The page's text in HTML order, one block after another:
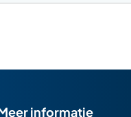
informatie